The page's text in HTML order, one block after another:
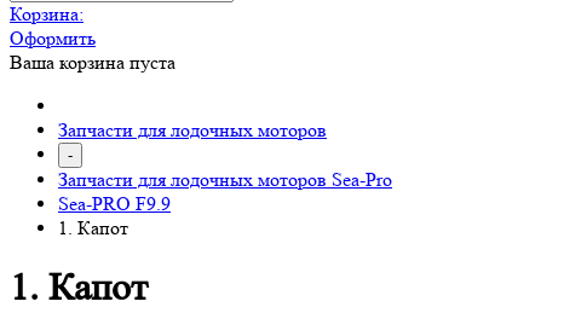
Корзина:
Оформить
Ваша корзина пуста
Запчасти для лодочных моторов
-
Запчасти для лодочных моторов Sea-Pro
Sea-PRO F9.9
1. Капот
1. Капот